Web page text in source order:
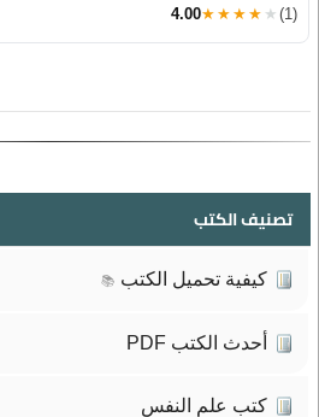
4.00★★★★★ (1)
تصنيف الكتب
كيفية تحميل الكتب 📚
أحدث الكتب PDF
كتب علم النفس